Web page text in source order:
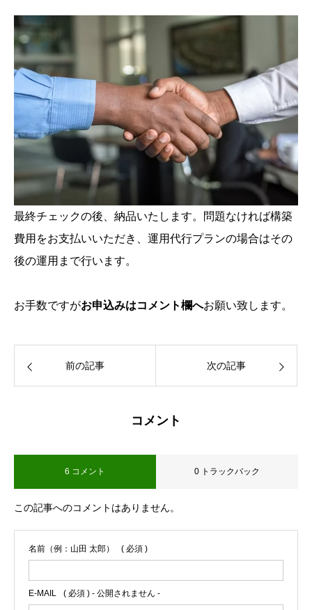
最終チェックの後、納品いたします。問題なければ構築
費用をお支払いいただき、運用代行プランの場合はその
後の運用まで行います。
お手数ですがお申込みはコメント欄へお願い致します。
前の記事 次の記事
コメント
6 コメント 0 トラックバック
この記事へのコメントはありません。
名前（例：山田 太郎） ( 必須 )
E-MAIL ( 必須 ) - 公開されません -